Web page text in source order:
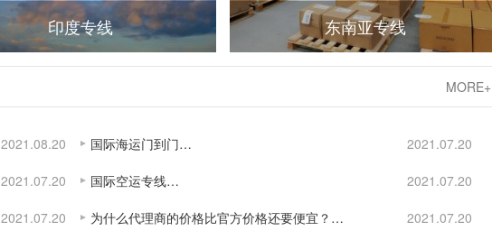
印度专线 东南亚专线
MORE+
2021.08.20 国际海运门到门… 2021.07.20
2021.07.20 国际空运专线… 2021.07.20
2021.07.20 为什么代理商的价格比官方价格还要便宜？… 2021.07.20